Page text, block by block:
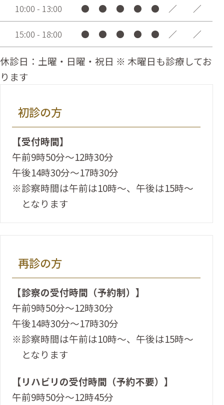
10:00 - 13:00 ● ● ● ● ● ／ ／
15:00 - 18:00 ● ● ● ● ● ／ ／
休診日：土曜・日曜・祝日 ※ 木曜日も診療してお
ります
初診の方
【受付時間】
午前9時50分～12時30分
午後14時30分～17時30分
※診察時間は午前は10時～、午後は15時～
となります
再診の方
【診察の受付時間（予約制）】
午前9時50分～12時30分
午後14時30分～17時30分
※診察時間は午前は10時～、午後は15時～
となります
【リハビリの受付時間（予約不要）】
午前9時50分～12時45分